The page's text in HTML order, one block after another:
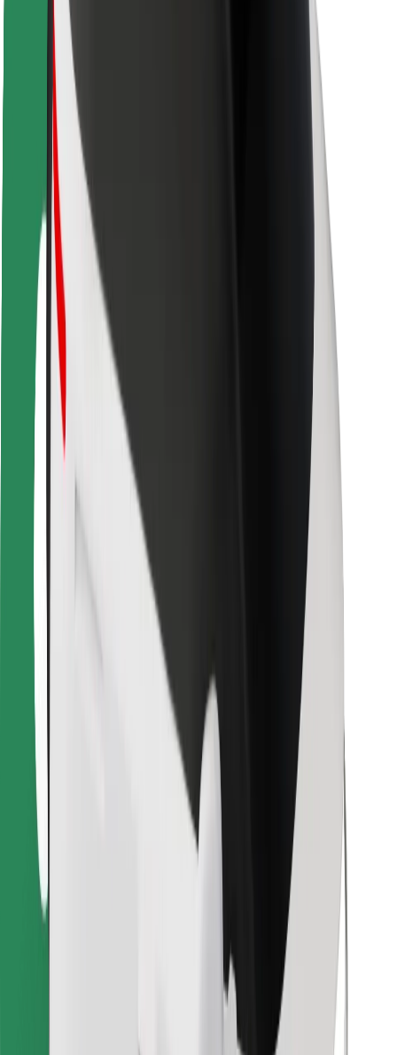
Safety Lab
Cidades
Localizações
Soluções para as cidades
Aeroportos
Estações de carregamento da Bolt
Ajuda
Para passageiros
Para motoristas
Para estafetas
Bolt Food
Para gestores de frota
Para restaurantes
Bolt for Business
Termos & Condições
Uma viagem em poucos minutos!
Instalar app da Bolt
Encontra o teu prato favorito!
Instalar app da Bolt Food